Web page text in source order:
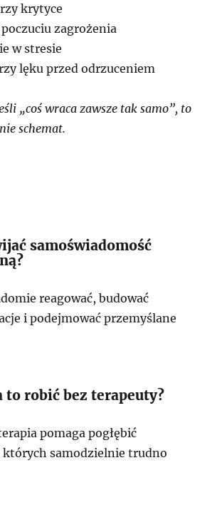
krytyce
poczuciu zagrożenia
w stresie
lęku przed odrzuceniem
„coś wraca zawsze tak samo”, to
schemat.
samoświadomość
reagować, budować
i podejmować przemyślane
to robić bez terapeuty?
pomaga pogłębić
których samodzielnie trudno